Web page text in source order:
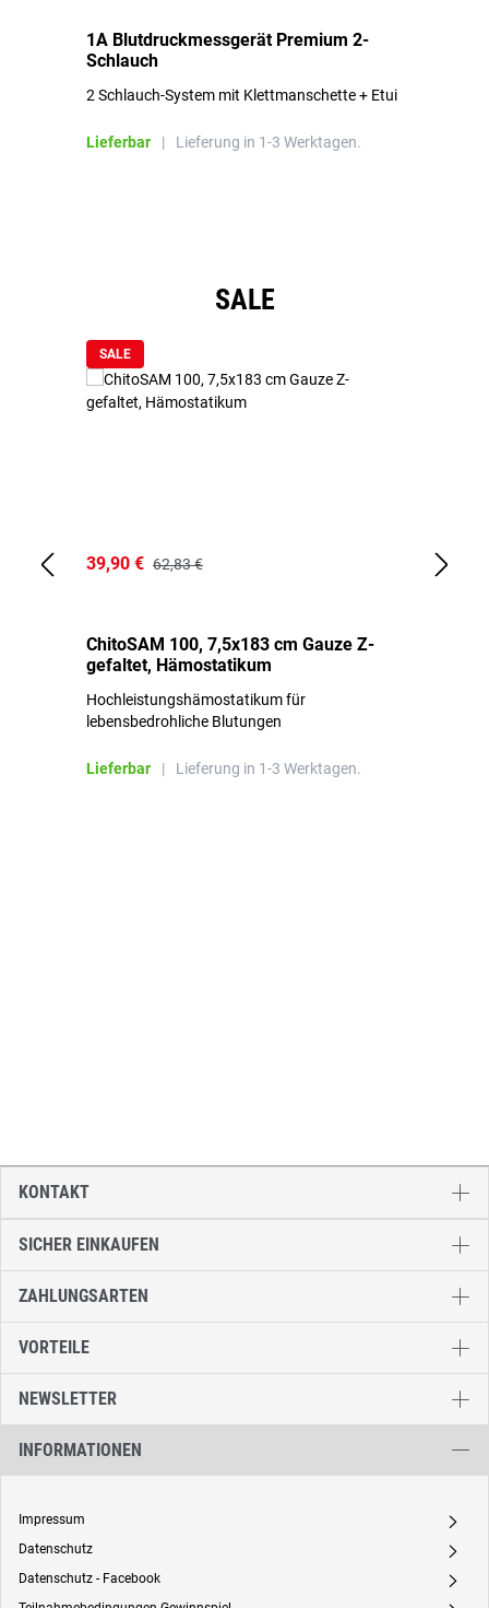
1A Blutdruckmessgerät Premium 2-
Schlauch
2 Schlauch-System mit Klettmanschette + Etui
Lieferbar | Lieferung in 1-3 Werktagen.
SALE
SALE
39,90 € 62,83 €
ChitoSAM 100, 7,5x183 cm Gauze Z-
gefaltet, Hämostatikum
Hochleistungshämostatikum für
lebensbedrohliche Blutungen
Lieferbar | Lieferung in 1-3 Werktagen.
SICHER EINKAUFEN
ZAHLUNGSARTEN
VORTEILE
NEWSLETTER
INFORMATIONEN
Impressum A
Datenschutz A
Datenschutz - Facebook A
KONTAKT